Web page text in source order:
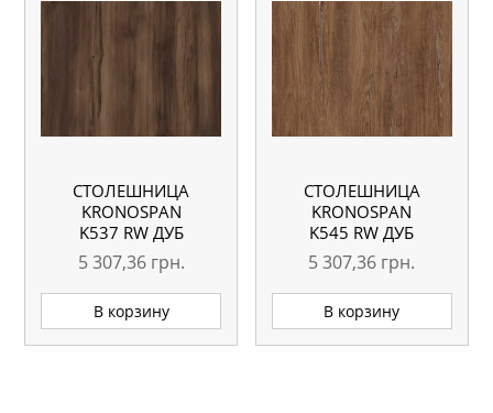
СТОЛЕШНИЦА
KRONOSPAN
K537 RW ДУБ
БАРОККО РИСТРЕТТО
ВЛАГОСТОЙКАЯ
4100X600X38 ММ
5 307,36 грн.
В корзину
СТОЛЕШНИЦА
KRONOSPAN
K545 RW ДУБ
СИЛЬВЕРДЖЕК
ВИНТАЖНЫЙ
ВЛАГОСТОЙКАЯ
4100X635X38 ММ
5 307,36 грн.
В корзину